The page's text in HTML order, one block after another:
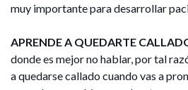
muy importante para desarrollar
APRENDE A QUEDARTE
donde es mejor no hablar, por tal
a quedarse callado cuando vas a